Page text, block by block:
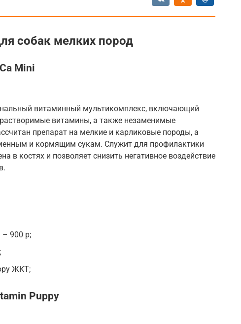
собак мелких пород
Mini
витаминный мультикомплекс, включающий
витамины, а также незаменимые
препарат на мелкие и карликовые породы, а
и кормящим сукам. Служит для профилактики
в костях и позволяет снизить негативное воздействие
– 900 р;
ЖКТ;
Puppy